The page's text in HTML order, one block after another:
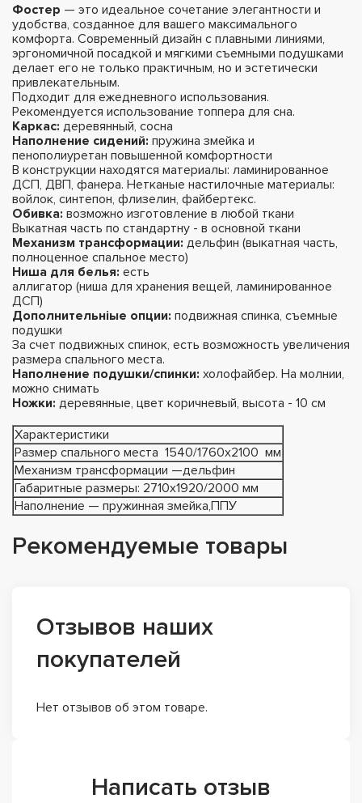
Фостер — это идеальное сочетание элегантности и
удобства, созданное для вашего максимального
комфорта. Современный дизайн с плавными линиями,
эргономичной посадкой и мягкими съемными подушками
делает его не только практичным, но и эстетически
привлекательным.
Подходит для ежедневного использования.
Рекомендуется использование топпера для сна.
Каркас: деревянный, сосна
Наполнение сидений: пружина змейка и
пенополиуретан повышенной комфортности
В конструкции находятся материалы: ламинированное
ДСП, ДВП, фанера. Нетканые настилочные материалы:
войлок, синтепон, флизелин, файбертекс.
Обивка: возможно изготовление в любой ткани
Выкатная часть по стандартну - в основной ткани
Механизм трансформации: дельфин (выкатная часть,
полноценное спальное место)
Ниша для белья: есть
аллигатор (ниша для хранения вещей, ламинированное
ДСП)
Дополнительніые опции: подвижная спинка, съемные
подушки
За счет подвижных спинок, есть возможность увеличения
размера спального места.
Наполнение подушки/спинки: холофайбер. На молнии,
можно снимать
Ножки: деревянные, цвет коричневый, высота - 10 см
Характеристики
Размер спального места 1540/1760х2100 мм
Механизм трансформации —дельфин
Габаритные размеры: 2710х1920/2000 мм
Наполнение — пружинная змейка,ППУ
Рекомендуемые товары
Отзывов наших
покупателей
Нет отзывов об этом товаре.
Написать отзыв